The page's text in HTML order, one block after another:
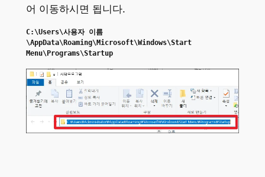
어 이동하시면 됩니다.
C:\Users\사용자 이름
\AppData\Roaming\Microsoft\Windows\Start
Menu\Programs\Startup